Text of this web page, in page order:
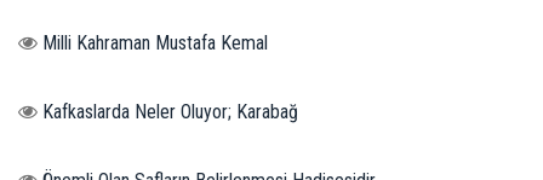
Milli Kahraman Mustafa Kemal
Kafkaslarda Neler Oluyor; Karabağ